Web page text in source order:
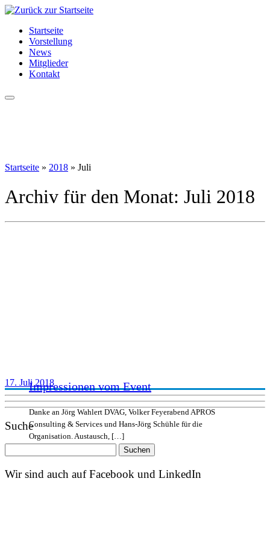
Zum
springenStartseite
Vorstellung
News
Mitglieder
Kontakt
Startseite » 2018 » Juli
Archiv für den Monat: Juli 2018
Impressionen vom Event
Danke an Jörg Wahlert DVAG, Volker Feyerabend APROS
Consulting & Services und Hans-Jörg Schühle für die
Organisation. Austausch, […]
17. Juli 2018
Suche
nach:
Wir sind auch auf Facebook und LinkedIn